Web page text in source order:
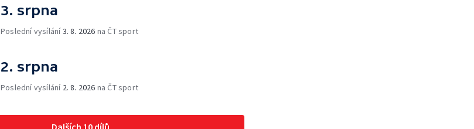
3. srpna
Poslední vysílání3. 8. 2026 na ČT sport
2. srpna
Poslední vysílání 2. 8. 2026 na ČT sport
Dalších 10 dílů